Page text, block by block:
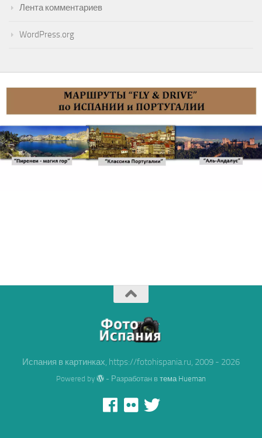
Лента комментариев
WordPress.org
Испания в картинках, https://fotohispania.ru, 2009 - 2026
Powered by - Разработан втема Hueman